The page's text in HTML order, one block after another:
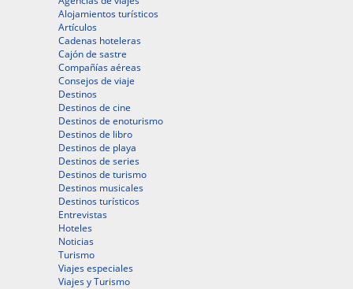
Alojamientos turísticos
Artículos
Cadenas hoteleras
Cajón de sastre
Compañías aéreas
Consejos de viaje
Destinos
Destinos de cine
Destinos de enoturismo
Destinos de libro
Destinos de playa
Destinos de series
Destinos de turismo
Destinos musicales
Destinos turísticos
Entrevistas
Hoteles
Noticias
Turismo
Viajes especiales
Viajes y Turismo